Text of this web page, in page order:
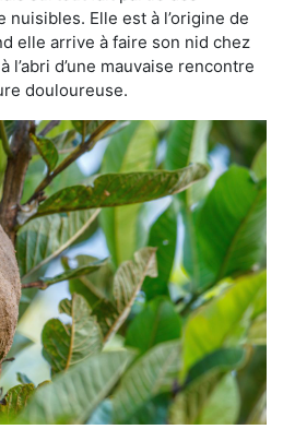
nuisibles. Elle est à l’origine de
elle arrive à faire son nid chez
l’abri d’une mauvaise rencontre
douloureuse.